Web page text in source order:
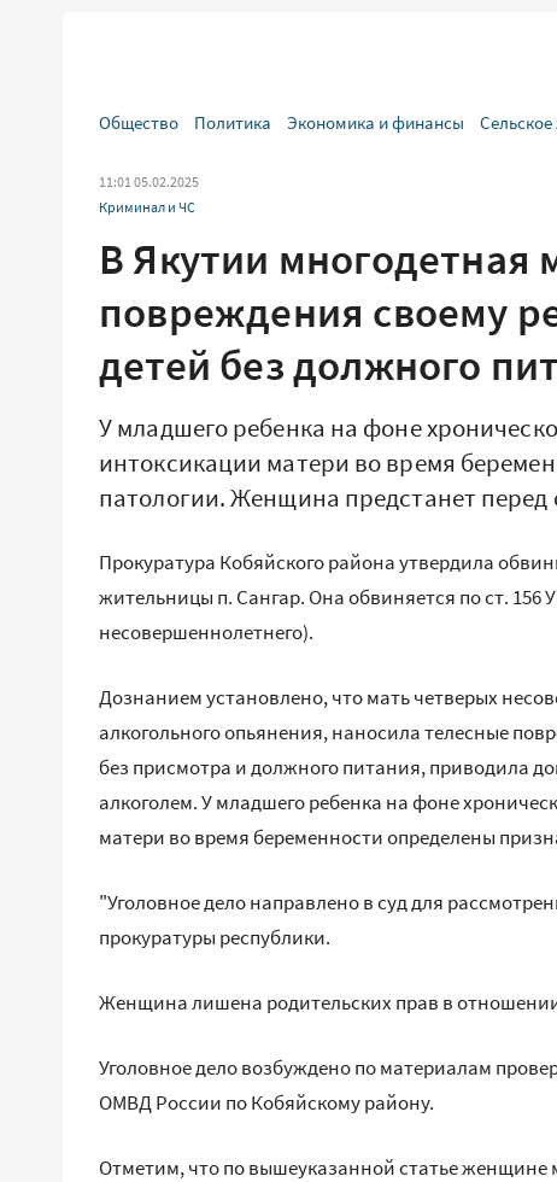
Общество Политика Экономика и финансы
11:01 05.02.2025
Криминал и ЧС
В Якутии многодетная
повреждения своему
детей без должного
У младшего ребенка на фоне
интоксикации матери во время
патологии. Женщина предстанет перед
Прокуратура Кобяйского района утвердила
жительницы п. Сангар. Она обвиняется по ст.
несовершеннолетнего).
Дознанием установлено, что мать четверых
алкогольного опьянения, наносила телесные
без присмотра и должного питания, приводила
алкоголем. У младшего ребенка на фоне
матери во время беременности определены
"Уголовное дело направлено в суд для
прокуратуры республики.
Женщина лишена родительских прав в
Уголовное дело возбуждено по материалам
ОМВД России по Кобяйскому району.
Отметим, что по вышеуказанной статье женщине